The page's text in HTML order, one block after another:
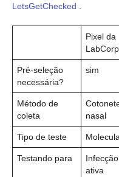
LetsGetChecked
Pixel da
LabCorp
Pré-seleção
necessária?
sim
Método de
coleta
nasal
Tipo de teste
Testando para
Infecção
ativa